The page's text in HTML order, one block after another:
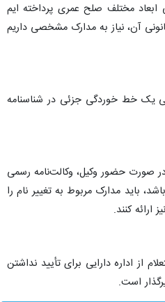
ابعاد مختلف صلح عمری پرداخته ایم
آن، نیاز به مدارک مشخصی داریم
یک خط خوردگی جزئی در شناسنامه
صورت حضور وکیل، وکالت‌نامه رسمی
باید مدارک مربوط به تغییر نام را
ارائه کنند.
اداره دارایی برای تأیید نداشتن
است.